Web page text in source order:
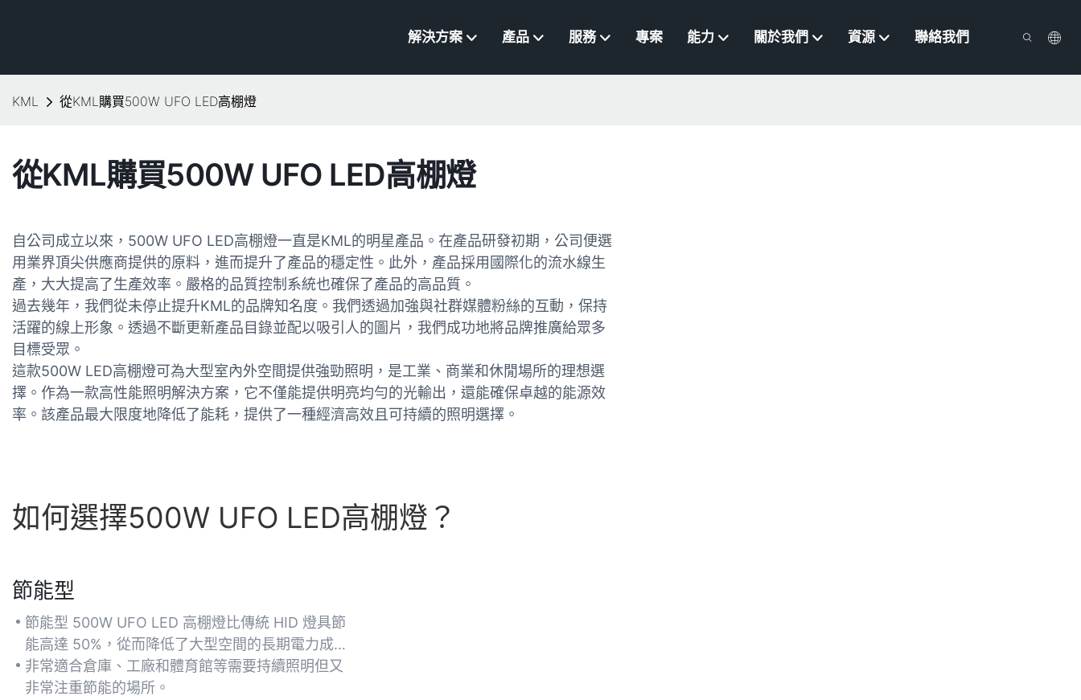
解決方案 產品 服務 專案 能力 關於我們 資源 聯絡我們
KML 從KML購買500W UFO LED高棚燈
從KML購買500W UFO LED高棚燈
自公司成立以來，500W UFO LED高棚燈一直是KML的明星產品。在產品研發初期，公司便選
用業界頂尖供應商提供的原料，進而提升了產品的穩定性。此外，產品採用國際化的流水線生
產，大大提高了生產效率。嚴格的品質控制系統也確保了產品的高品質。
過去幾年，我們從未停止提升KML的品牌知名度。我們透過加強與社群媒體粉絲的互動，保持
活躍的線上形象。透過不斷更新產品目錄並配以吸引人的圖片，我們成功地將品牌推廣給眾多
目標受眾。
這款500W LED高棚燈可為大型室內外空間提供強​​勁照明，是工業、商業和休閒場所的理想選
擇。作為一款高性能照明解決方案，它不僅能提供明亮均勻的光輸出，還能確保卓越的能源效
率。該產品最大限度地降低了能耗，提供了一種經濟高效且可持續的照明選擇。
如何選擇500W UFO LED高棚燈？
節能型
節能型 500W UFO LED 高棚燈比傳統 HID 燈具節
能高達 50%，從而降低了大型空間的長期電力成
本。
非常適合倉庫、工廠和體育館等需要持續照明但又
非常注重節能的場所。